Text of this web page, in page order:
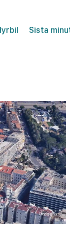
Sista